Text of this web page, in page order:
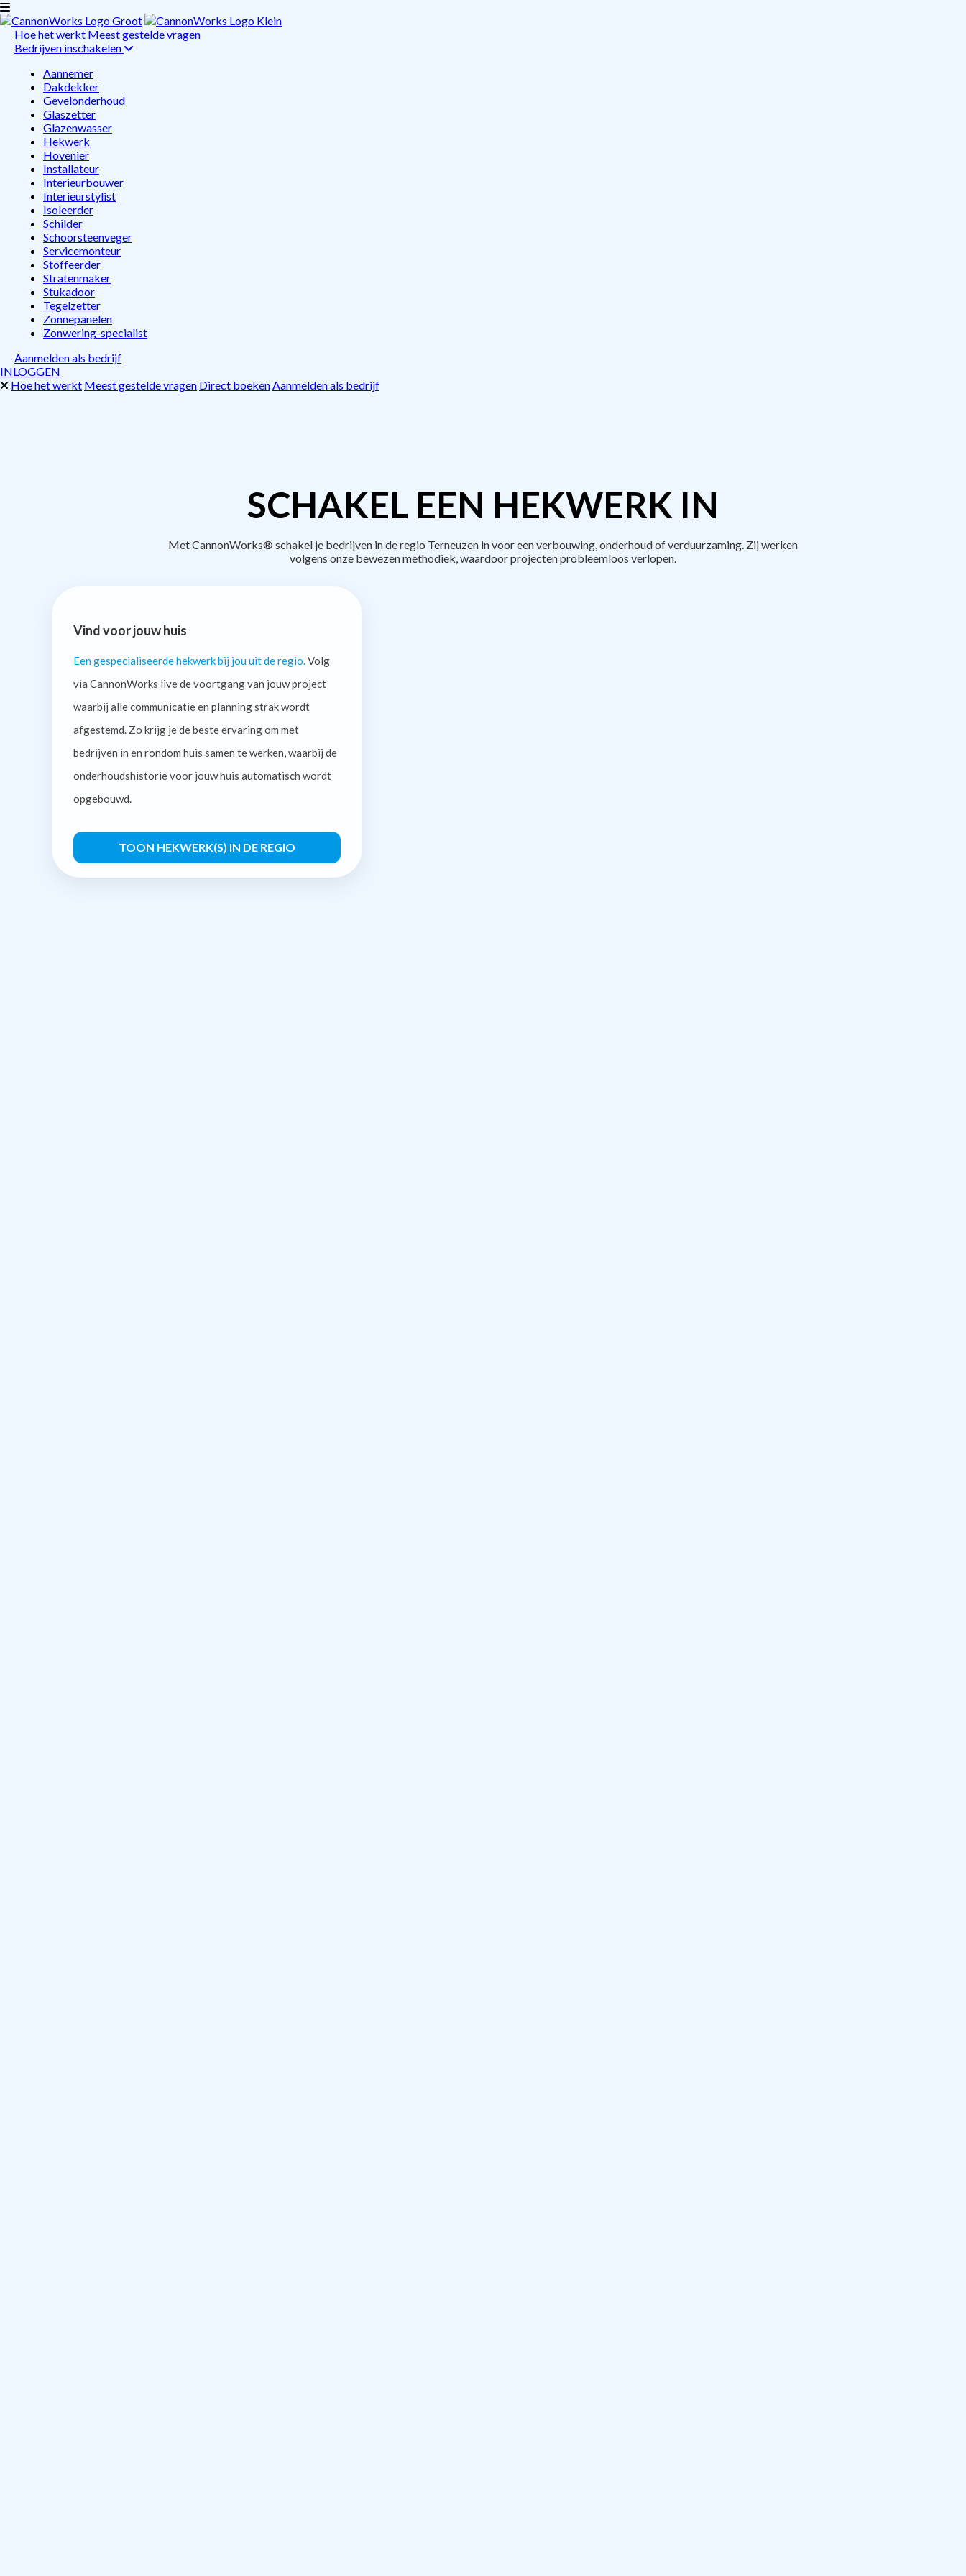
Hoe het werkt Meest gestelde vragen
Bedrijven inschakelen
Aannemer
Dakdekker
Gevelonderhoud
Glaszetter
Glazenwasser
Hekwerk
Hovenier
Installateur
Interieurbouwer
Interieurstylist
Isoleerder
Schilder
Schoorsteenveger
Servicemonteur
Stoffeerder
Stratenmaker
Stukadoor
Tegelzetter
Zonnepanelen
Zonwering-specialist
Aanmelden als bedrijf
INLOGGEN
Hoe het werkt Meest gestelde vragen Direct boekenAanmelden als bedrijf
SCHAKEL EEN HEKWERK IN
Met CannonWorks® schakel je bedrijven in de regio Terneuzen in voor een verbouwing, onderhoud of verduurzaming. Zij werken
volgens onze bewezen methodiek, waardoor projecten probleemloos verlopen.
Vind voor jouw huis
Een gespecialiseerde hekwerk bij jou uit de regio. Volg
via CannonWorks live de voortgang van jouw project
waarbij alle communicatie en planning strak wordt
afgestemd. Zo krijg je de beste ervaring om met
bedrijven in en rondom huis samen te werken, waarbij de
onderhoudshistorie voor jouw huis automatisch wordt
opgebouwd.
TOON HEKWERK(S) IN DE REGIO